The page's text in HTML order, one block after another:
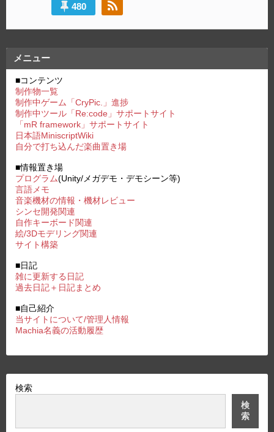
ン
480
メニュー
■コンテンツ
制作物一覧
制作中ゲーム「CryPic.」進捗
制作中ツール「Re:code」サポートサイト
「mR framework」サポートサイト
日本語MiniscriptWiki
自分で打ち込んだ楽曲置き場
■情報置き場
プログラム(Unity/メガデモ・デモシーン等)
言語メモ
音楽機材の情報・機材レビュー
シンセ開発関連
自作キーボード関連
絵/3Dモデリング関連
サイト構築
■日記
雑に更新する日記
過去日記＋日記まとめ
■自己紹介
当サイトについて/管理人情報
Machia名義の活動履歴
検索
検
索